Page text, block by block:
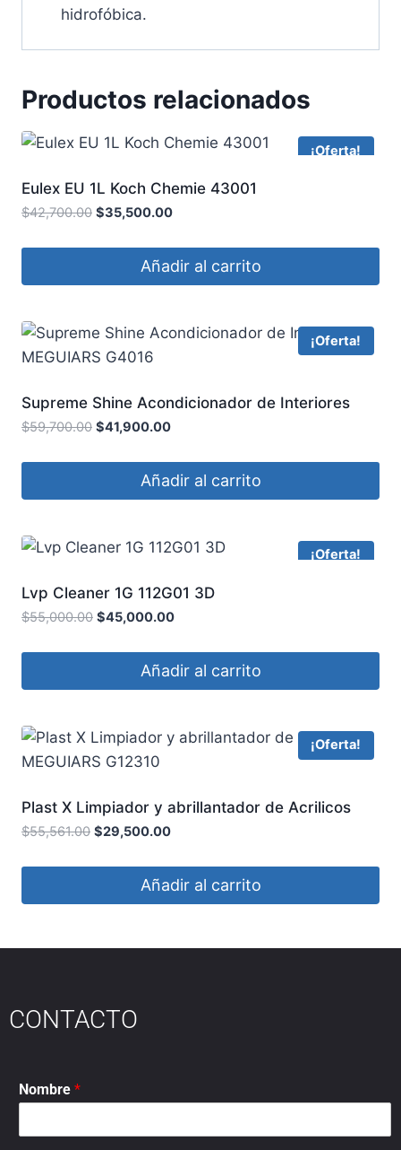
hidrofóbica.
Productos relacionados
¡Oferta!
Eulex EU 1L Koch Chemie 43001
$42,700.00 $35,500.00
Añadir al carrito
¡Oferta!
Supreme Shine Acondicionador de Interiores
MEGUIARS G4016
$59,700.00 $41,900.00
Añadir al carrito
¡Oferta!
Lvp Cleaner 1G 112G01 3D
$55,000.00 $45,000.00
Añadir al carrito
¡Oferta!
Plast X Limpiador y abrillantador de Acrilicos
MEGUIARS G12310
$55,561.00 $29,500.00
Añadir al carrito
CONTACTO
Nombre *